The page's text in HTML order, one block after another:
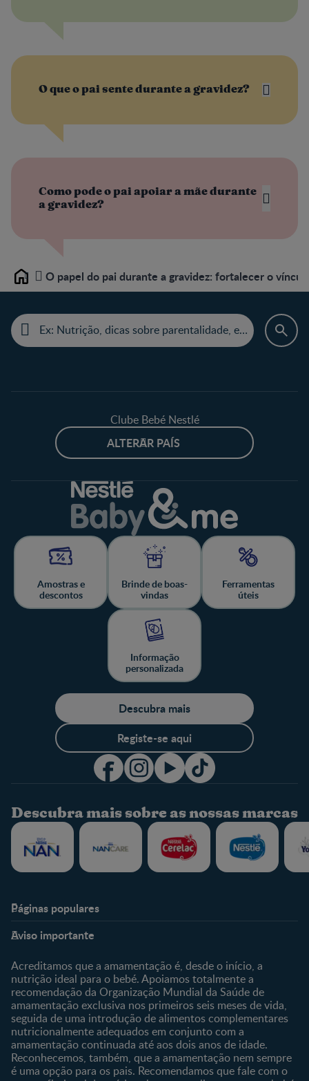
O que o pai sente durante a gravidez?
Como pode o pai apoiar a mãe durante
a gravidez?
Home O papel do pai durante a gravidez: fortalecer o
Clube Bebé Nestlé
ALTERAR PAÍS
Amostras e
descontos
Brinde de boas-
vindas
Ferramentas
úteis
Informação
personalizada
Descubra mais
Registe-se aqui
Descubra mais sobre as nossas marcas
Páginas populares
Sobre Nós
Sobre o Clube
Clube Bebé Nestlé
Entrar/Registe-se
Comprar
Os nossos produtos
As nossas marcas
Aviso importante
Acreditamos que a amamentação é, desde o início, a
nutrição ideal para o bebé. Apoiamos totalmente a
recomendação da Organização Mundial da Saúde de
amamentação exclusiva nos primeiros seis meses de vida,
seguida de uma introdução de alimentos complementares
nutricionalmente adequados em conjunto com a
amamentação continuada até aos dois anos de idade.
Reconhecemos, também, que a amamentação nem sempre
é uma opção para os pais. Recomendamos que fale com o